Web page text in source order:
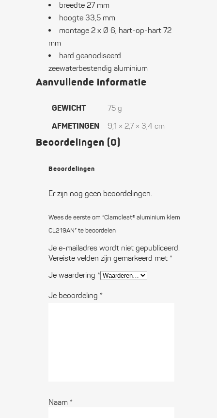
breedte 27 mm
hoogte 33,5 mm
montage 2 x Ø 6, hart-op-hart 72
mm
hard geanodiseerd
zeewaterbestendig aluminium
Aanvullende informatie
GEWICHT 75 g
AFMETINGEN 9,1 × 2,7 × 3,4 cm
Beoordelingen (0)
Beoordelingen
Er zijn nog geen beoordelingen.
Wees de eerste om “Clamcleat® aluminium klem
CL219AN” te beoordelen
Je e-mailadres wordt niet gepubliceerd.
Vereiste velden zijn gemarkeerd met *
Je waardering *
Je beoordeling *
Naam *